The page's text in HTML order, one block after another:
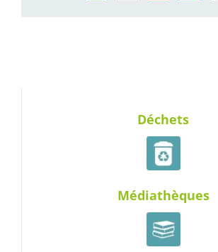
Déchets
Médiathèques